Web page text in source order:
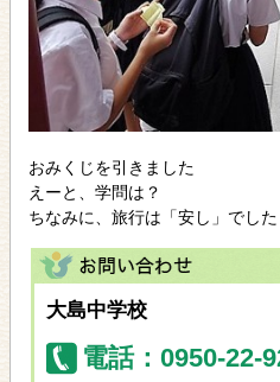
おみくじを引きました
えーと、学問は？
ちなみに、旅行は「安し」でした
大島中学校
電話：0950-22-